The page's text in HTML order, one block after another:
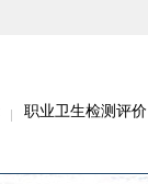
职业卫生检测评价